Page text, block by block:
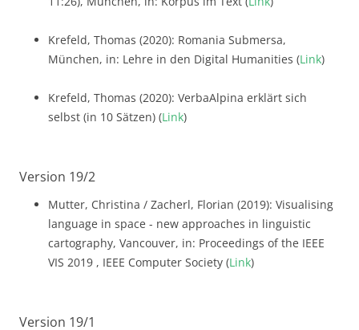
Krefeld, Thomas (2020): Romania Submersa,
München, in: Lehre in den Digital Humanities (Link)
Krefeld, Thomas (2020): VerbaAlpina erklärt sich
selbst (in 10 Sätzen) (Link)
Version 19/2
Mutter, Christina / Zacherl, Florian (2019): Visualising
language in space - new approaches in linguistic
cartography, Vancouver, in: Proceedings of the IEEE
VIS 2019 , IEEE Computer Society (Link)
Version 19/1